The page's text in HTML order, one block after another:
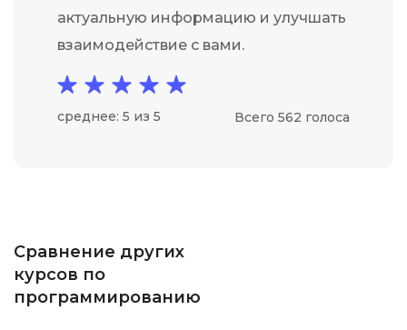
актуальную информацию и улучшать
взаимодействие с вами.
среднее: 5 из 5 Всего 562 голоса
Сравнение других
курсов по
программированию